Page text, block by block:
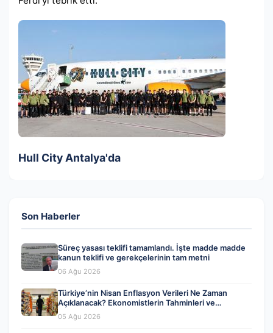
Hull City Antalya'da
Son Haberler
Süreç yasası teklifi tamamlandı. İşte madde madde
kanun teklifi ve gerekçelerinin tam metni
06 Ağu 2026
Türkiye’nin Nisan Enflasyon Verileri Ne Zaman
Açıklanacak? Ekonomistlerin Tahminleri ve
Beklentiler
05 Ağu 2026